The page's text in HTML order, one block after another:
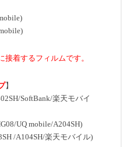
接着するフィルムです。
】
SoftBank/楽天モバイ
UQ mobile/A204SH)
/A104SH/楽天モバイル)